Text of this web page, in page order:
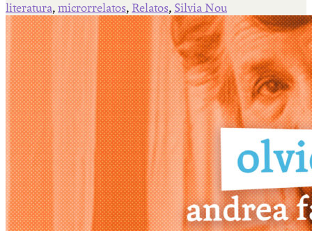
literatura, microrrelatos, Relatos, Silvia Nou